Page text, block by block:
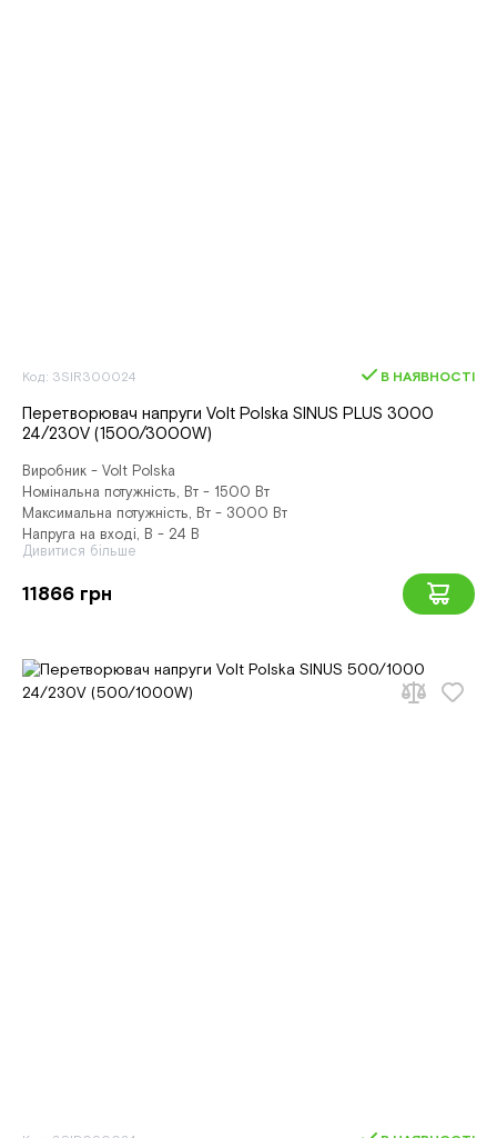
Код: 3SIR300024 В НАЯВНОСТІ
Перетворювач напруги Volt Polska SINUS PLUS 3000
24/230V (1500/3000W)
Виробник - Volt Polska
Номінальна потужність, Вт - 1500 Вт
Максимальна потужність, Вт - 3000 Вт
Напруга на вході, В - 24 В
Дивитися більше
11866 грн